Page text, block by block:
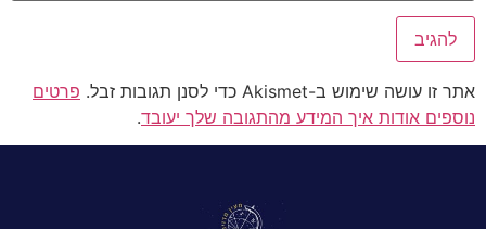
אתר זו עושה שימוש ב-Akismet כדי לסנן תגובות זבל.
פרטים
נוספים אודות איך המידע מהתגובה שלך יעובד.